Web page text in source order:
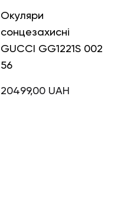
Окуляри
сонцезахисні
GUCCI GG1221S 002
56
20499,00 UAH